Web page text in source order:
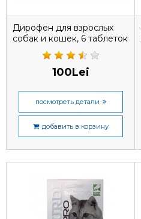
Дирофен для взрослых
собак и кошек, 6 таблеток
100Lei
посмотреть детали
добавить в корзину